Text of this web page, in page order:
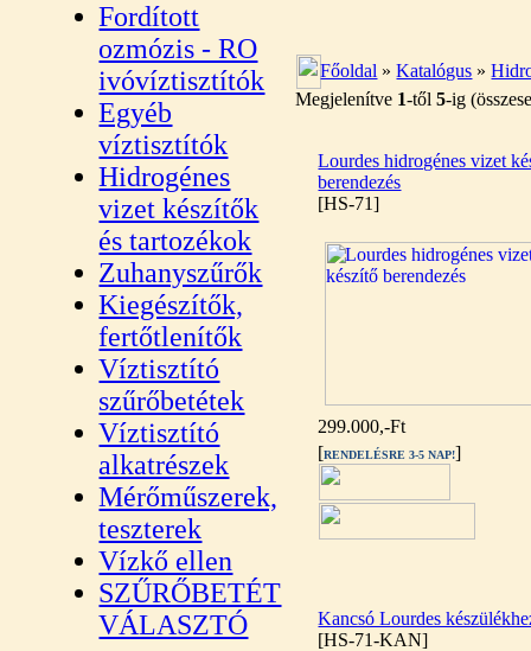
Fordított
ozmózis - RO
ivóvíztisztítók
Egyéb
víztisztítók
Hidrogénes
vizet készítők
és tartozékok
Zuhanyszűrők
Kiegészítők,
fertőtlenítők
Víztisztító
szűrőbetétek
Víztisztító
alkatrészek
Mérőműszerek,
teszterek
Vízkő ellen
SZŰRŐBETÉT
VÁLASZTÓ
Főoldal »Katalógus »
Megjelenítve 1-től5-ig
Lourdes hidrogénes vizet
berendezés
[HS-71]
299.000,-Ft
[RENDELÉSRE 3-5 NAP!]
Kancsó Lourdes
[HS-71-KAN]